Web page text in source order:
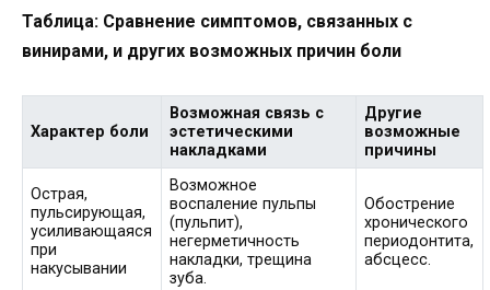
Таблица: Сравнение симптомов, связанных с
винирами, и других возможных причин боли
Характер боли
Возможная связь с
эстетическими
накладками
Другие
возможные
причины
Острая,
пульсирующая,
усиливающаяся
при
накусывании
Возможное
воспаление пульпы
(пульпит),
негерметичность
накладки, трещина
зуба.
Обострение
хронического
периодонтита,
абсцесс.